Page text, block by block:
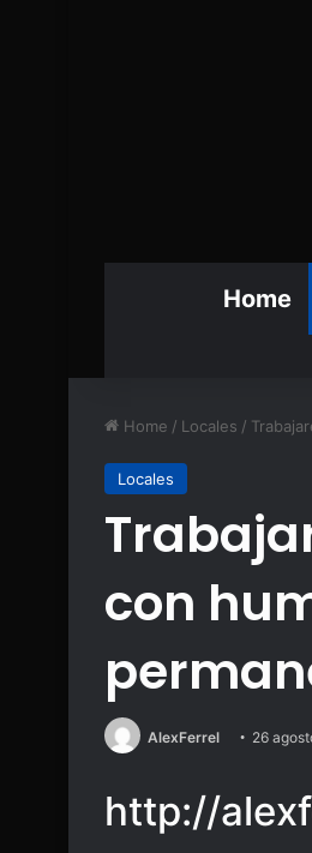
Home
Home / Locales /
Locales
con
AlexFerrel 26
http://